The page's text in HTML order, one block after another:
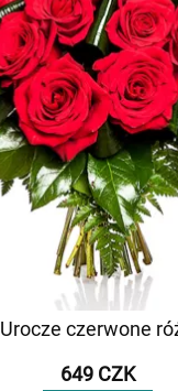
Urocze czerwone
649 CZK